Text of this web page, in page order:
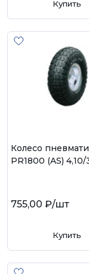
Купить
Колесо
PR1800 (AS)
755,00 ₽/шт
Купить